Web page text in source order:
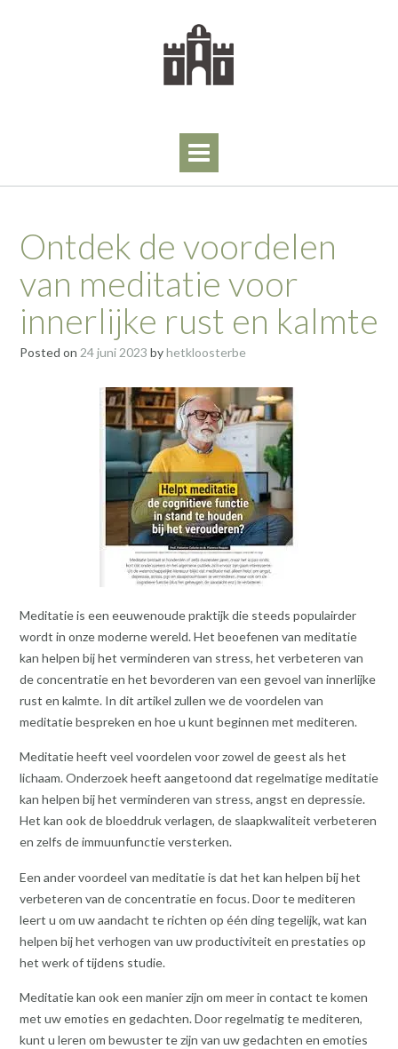
Ontdek de voordelen
van meditatie voor
innerlijke rust en kalmte
Posted on 24 juni 2023 byhetkloosterbe
Meditatie is een eeuwenoude praktijk die steeds populairder
wordt in onze moderne wereld. Het beoefenen van meditatie
kan helpen bij het verminderen van stress, het verbeteren van
de concentratie en het bevorderen van een gevoel van innerlijke
rust en kalmte. In dit artikel zullen we de voordelen van
meditatie bespreken en hoe u kunt beginnen met mediteren.
Meditatie heeft veel voordelen voor zowel de geest als het
lichaam. Onderzoek heeft aangetoond dat regelmatige meditatie
kan helpen bij het verminderen van stress, angst en depressie.
Het kan ook de bloeddruk verlagen, de slaapkwaliteit verbeteren
en zelfs de immuunfunctie versterken.
Een ander voordeel van meditatie is dat het kan helpen bij het
verbeteren van de concentratie en focus. Door te mediteren
leert u om uw aandacht te richten op één ding tegelijk, wat kan
helpen bij het verhogen van uw productiviteit en prestaties op
het werk of tijdens studie.
Meditatie kan ook een manier zijn om meer in contact te komen
met uw emoties en gedachten. Door regelmatig te mediteren,
kunt u leren om bewuster te zijn van uw gedachten en emoties